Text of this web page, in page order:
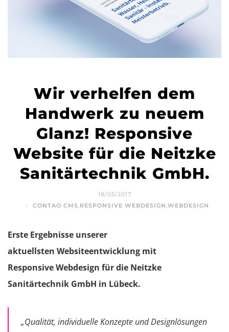
Wir verhelfen dem
Handwerk zu neuem
Glanz! Responsive
Website für die Neitzke
Sanitärtechnik GmbH.
18/05/2017
CONTAO CMS,RESPONSIVE WEBDESIGN,WEBDESIGN
Erste Ergebnisse unserer
aktuellsten Websiteentwicklung mit
Responsive Webdesign für die Neitzke
Sanitärtechnik GmbH in Lübeck.
„Qualität, individuelle Konzepte und Designlösungen